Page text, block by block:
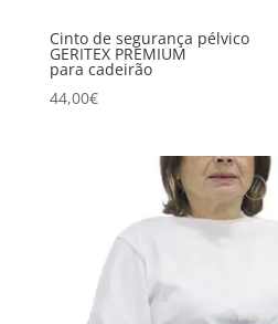
Cinto de segurança pélvico
GERITEX PREMIUM
para cadeirão
44,00€